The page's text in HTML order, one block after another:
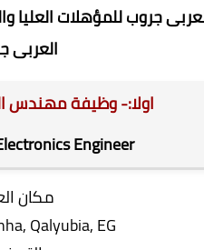
جروب للمؤهلات
العربى
اولا:- وظيفة مهندس
Engineer
مكان
Qalyubia, EG